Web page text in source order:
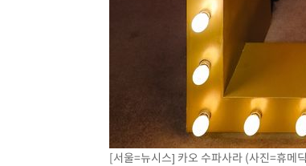
[서울=뉴시스] 카오 수파사라 (사진=휴메